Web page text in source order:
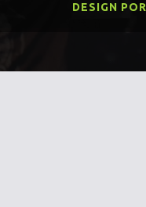
DESIGN POR